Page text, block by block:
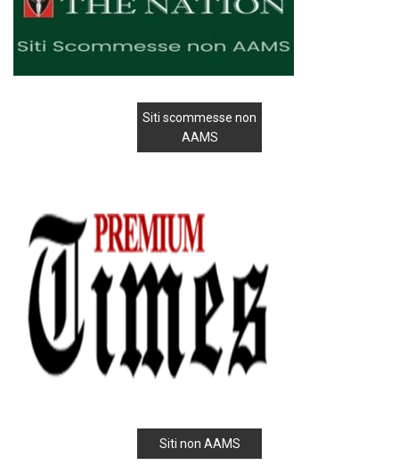
Siti scommesse non
AAMS
Siti non AAMS